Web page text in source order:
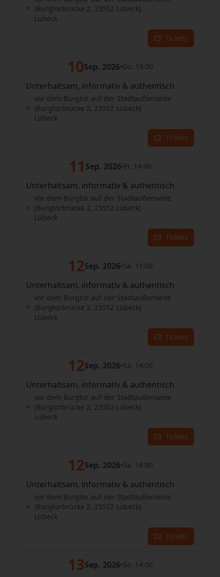
(Burgtorbrücke 2, 23552 Lübeck)
Lübeck
Tickets
10Sep. 2026•Do. 16:00
Unterhaltsam, informativ & authentisch
vor dem Burgtor auf der Stadtaußenseite
(Burgtorbrücke 2, 23552 Lübeck)
Lübeck
Tickets
11 Sep. 2026•Fr. 14:00
Unterhaltsam, informativ & authentisch
vor dem Burgtor auf der Stadtaußenseite
(Burgtorbrücke 2, 23552 Lübeck)
Lübeck
Tickets
12Sep. 2026•Sa. 11:00
Unterhaltsam, informativ & authentisch
vor dem Burgtor auf der Stadtaußenseite
(Burgtorbrücke 2, 23552 Lübeck)
Lübeck
Tickets
12Sep. 2026•Sa. 14:00
Unterhaltsam, informativ & authentisch
vor dem Burgtor auf der Stadtaußenseite
(Burgtorbrücke 2, 23552 Lübeck)
Lübeck
Tickets
12Sep. 2026•Sa. 16:00
Unterhaltsam, informativ & authentisch
vor dem Burgtor auf der Stadtaußenseite
(Burgtorbrücke 2, 23552 Lübeck)
Lübeck
Tickets
13Sep. 2026•So. 14:00